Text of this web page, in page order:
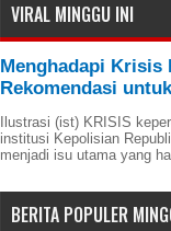
VIRAL MINGGU INI
Menghadapi Krisis
Rekomendasi
Ilustrasi (ist) KRISIS
institusi Kepolisian
menjadi isu utama yang
BERITA POPULER